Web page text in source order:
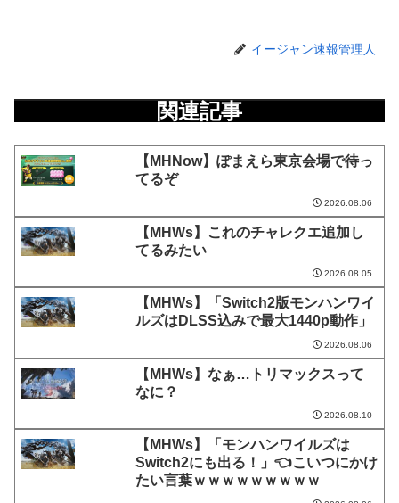
イージャン速報管理人
関連記事
【MHNow】ぽまえら東京会場で待っ
てるぞ
2026.08.06
【MHWs】これのチャレクエ追加し
てるみたい
2026.08.05
【MHWs】「Switch2版モンハンワイ
ルズはDLSS込みで最大1440p動作」
2026.08.06
【MHWs】なぁ…トリマックスって
なに？
2026.08.10
【MHWs】「モンハンワイルズは
Switch2にも出る！」👈こいつにかけ
たい言葉ｗｗｗｗｗｗｗｗｗ